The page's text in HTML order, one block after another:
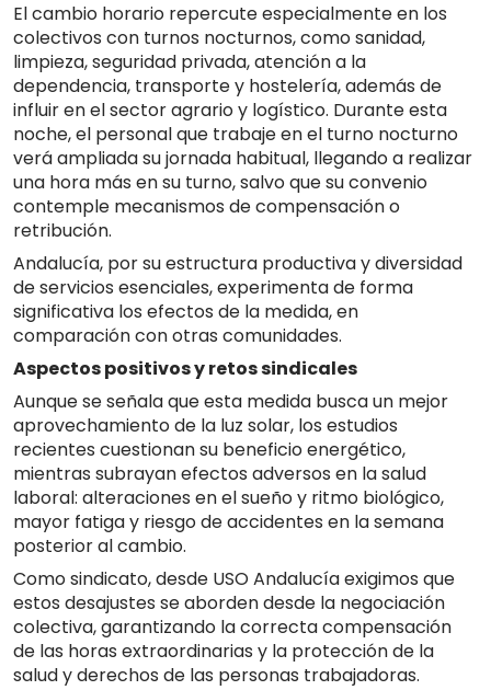
El cambio horario repercute especialmente en los
colectivos con turnos nocturnos, como sanidad,
limpieza, seguridad privada, atención a la
dependencia, transporte y hostelería, además de
influir en el sector agrario y logístico. Durante esta
noche, el personal que trabaje en el turno nocturno
verá ampliada su jornada habitual, llegando a realizar
una hora más en su turno, salvo que su convenio
contemple mecanismos de compensación o
retribución.
Andalucía, por su estructura productiva y diversidad
de servicios esenciales, experimenta de forma
significativa los efectos de la medida, en
comparación con otras comunidades.
Aspectos positivos y retos sindicales
Aunque se señala que esta medida busca un mejor
aprovechamiento de la luz solar, los estudios
recientes cuestionan su beneficio energético,
mientras subrayan efectos adversos en la salud
laboral: alteraciones en el sueño y ritmo biológico,
mayor fatiga y riesgo de accidentes en la semana
posterior al cambio.
Como sindicato, desde USO Andalucía exigimos que
estos desajustes se aborden desde la negociación
colectiva, garantizando la correcta compensación
de las horas extraordinarias y la protección de la
salud y derechos de las personas trabajadoras.